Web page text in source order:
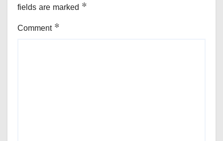
fields are marked *
Comment *